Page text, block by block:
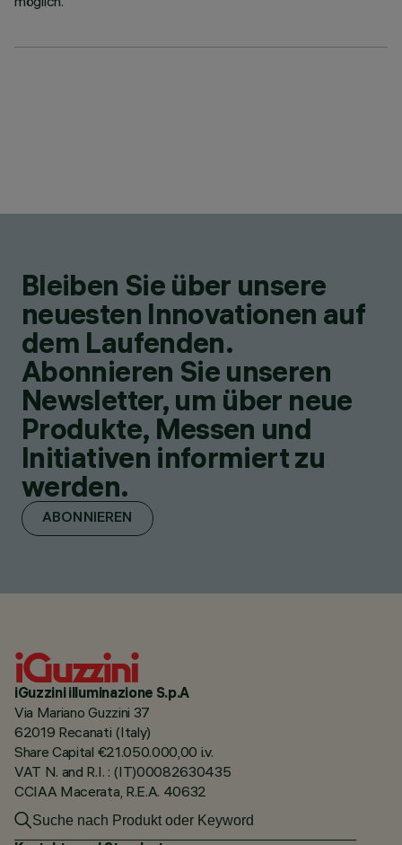
Bleiben Sie über unsere
neuesten Innovationen auf
dem Laufenden.
Abonnieren Sie unseren
Newsletter, um über neue
Produkte, Messen und
Initiativen informiert zu
werden.
ABONNIEREN
iGuzzini illuminazione S.p.A
Via Mariano Guzzini 37
62019 Recanati (Italy)
Share Capital €21.050.000,00 i.v.
VAT N. and R.I. : (IT)00082630435
CCIAA Macerata, R.E.A. 40632